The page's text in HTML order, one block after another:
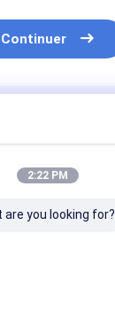
Continuer
2:22 PM
are you looking for?